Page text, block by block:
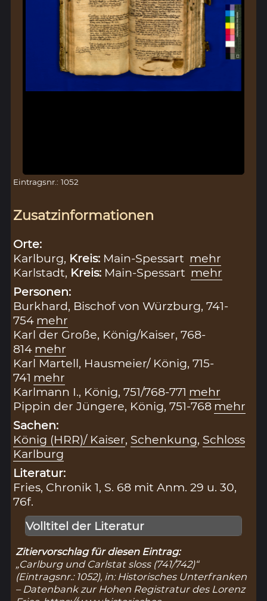
Eintragsnr.: 1052
Zusatzinformationen
Orte:
Karlburg, Kreis: Main-Spessart mehr
Karlstadt, Kreis: Main-Spessart mehr
Personen:
Burkhard, Bischof von Würzburg, 741-
754 mehr
Karl der Große, König/Kaiser, 768-
814 mehr
Karl Martell, Hausmeier/ König, 715-
741 mehr
Karlmann I., König, 751/768-771 mehr
Pippin der Jüngere, König, 751-768 mehr
Sachen:
König (HRR)/ Kaiser, Schenkung, Schloss
Karlburg
Literatur:
Fries, Chronik 1, S. 68 mit Anm. 29 u. 30,
76f.
Volltitel der Literatur
Zitiervorschlag für diesen Eintrag:
„Carlburg und Carlstat sloss (741/742)“
(Eintragsnr.: 1052), in: Historisches Unterfranken
– Datenbank zur Hohen Registratur des Lorenz